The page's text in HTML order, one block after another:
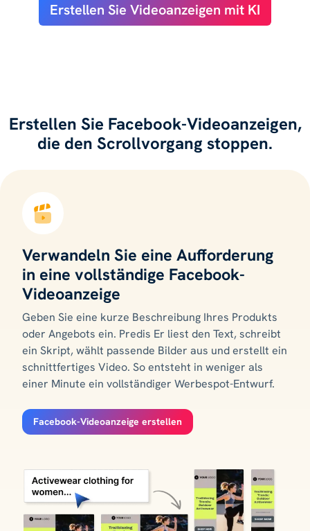
Erstellen Sie Videoanzeigen mit KI
Erstellen Sie Facebook-Videoanzeigen,
die den Scrollvorgang stoppen.
Verwandeln Sie eine Aufforderung
in eine vollständige Facebook-
Videoanzeige
Geben Sie eine kurze Beschreibung Ihres Produkts
oder Angebots ein. Predis Er liest den Text, schreibt
ein Skript, wählt passende Bilder aus und erstellt ein
schnittfertiges Video. So entsteht in weniger als
einer Minute ein vollständiger Werbespot-Entwurf.
Facebook-Videoanzeige erstellen